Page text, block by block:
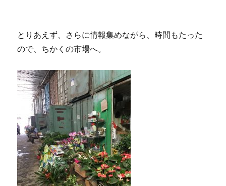
とりあえず、さらに情報集めながら、時間もたった
ので、ちかくの市場へ。